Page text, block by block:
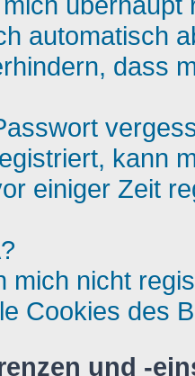
automatisch
dass
kann
einiger Zeit
mich nicht
Cookies des
und -